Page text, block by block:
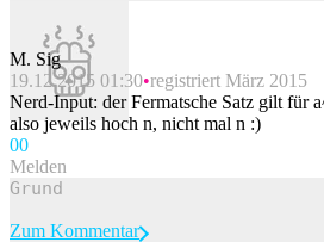
M. Sig
19.12.2015 01:30 registriert März 2015
Nerd-Input: der Fermatsche Satz gilt für
also jeweils hoch n, nicht mal n :)
00
Melden
Zum Kommentar